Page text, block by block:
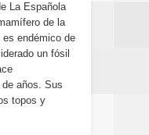
La Española
de la
endémico de
un fósil
años. Sus
topos y